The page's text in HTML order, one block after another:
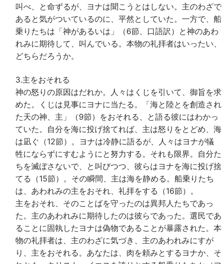
叫べ、と命ずるが、ヨナは聞こうとはしない。主のわざで
あると気がついているのに、平然としていた。一方で、船
乗りたちは「神があるいは」（6節、口語訳）と神のあわ
れみに期待して、叫んでいる。本物の礼拝者はいったい、
どちらだろうか。
3.主をおそれる
神の怒りの原因はだれか。人々はくじを引いて、御旨を求
めた。くじは見事にヨナに当たる。「海と陸とを創造され
た天の神、主」（9節）をおそれる、と語る彼にはわかっ
ていた。自分を海に投げ捨てれば、主は怒りをとどめ、海
は凪ぐ（12節）。ヨナは冷静に語るが、人々はヨナが犠
牲にならずにすむようにと努力する。それも限界。自分た
ちを滅ぼさないで、と叫びつつ、彼らはヨナを海に投げ捨
てる（15節）。その瞬間、主は海を静める。船乗りたち
は、あわれみの主をおそれ、礼拝をする（16節）。
主をおそれ、そのことばを守ったのは異邦人たちであっ
た。主のあわれみに期待したのは彼らであった。選民であ
ることに固執したヨナは偽物であることが暴露された。本
物の礼拝者は、主のわざに気づき、主のあわれみにすが
り、主をおそれる。あなたは、肉を頼みとするヨナか、そ